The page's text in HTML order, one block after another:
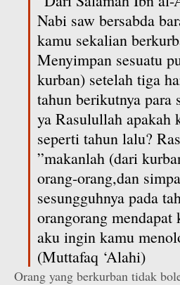
Nabi saw bersabda
kamu sekalian
Menyimpan sesuatu
kurban) setelah tiga
tahun berikutnya para
ya Rasulullah apakah
seperti tahun lalu?
”makanlah (dari
orang-orang,dan
sesungguhnya pada
orang­orang mendapat
aku ingin kamu
(Muttafaq ‘Alahi)
Orang yang berkurban tidak